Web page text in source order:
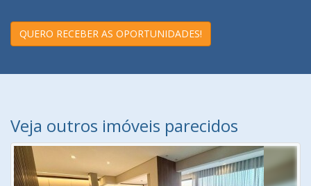
QUERO RECEBER AS OPORTUNIDADES!
Veja outros imóveis parecidos